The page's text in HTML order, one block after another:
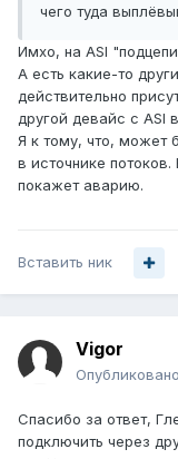
чего туда
Имхо, на ASI
А есть какие-то
действительно
другой девайс с ASI
Я к тому, что, может
в источнике
покажет аварию.
Вставить ник
Vigor
Опубликовано
Спасибо за ответ,
подключить через